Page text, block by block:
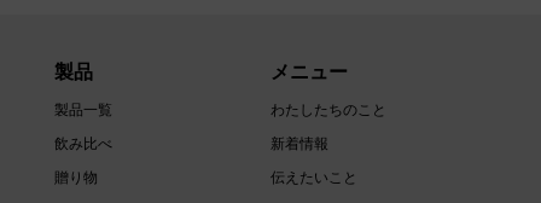
製品
製品一覧
飲み比べ
贈り物
メニュー
わたしたちのこと
新着情報
伝えたいこと